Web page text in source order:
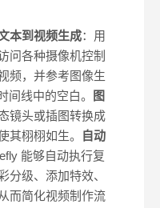
本到视频生成：用
问各种摄像机控制
频，并参考图像生
间线中的空白。
图
镜头或插图转换成
其栩栩如生。
自动
能够自动执行复
分级、添加特效、
而简化视频制作流